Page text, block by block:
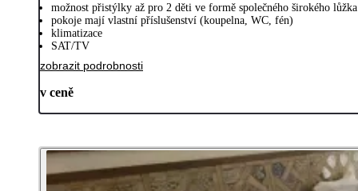
možnost přistýlky až pro 2 děti ve formě společného širokého lůžka
pokoje mají vlastní příslušenství (koupelna, WC, fén)
klimatizace
SAT/TV
zobrazit podrobnosti
v ceně